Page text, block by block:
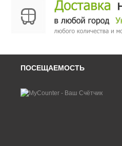
ПОСЕЩАЕМОСТЬ